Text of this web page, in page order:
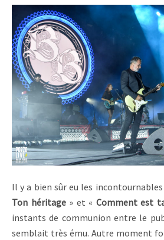
Il y a bien sûr eu les incontournables
Ton héritage» et « Comment est
instants de communion entre le
semblait très ému. Autre moment